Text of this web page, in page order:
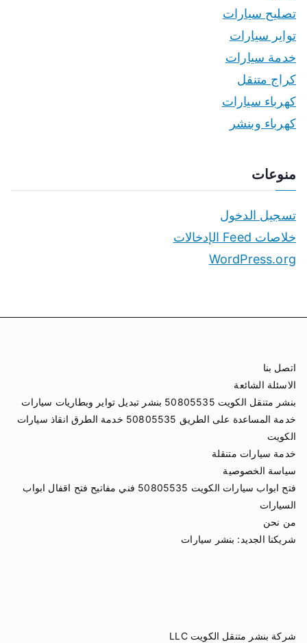
تصليح سيارات
تواير سيارات
خدمة سيارات
كراج متنقل
كهرباء سيارات
كهرباء وبنشر
منوعات
تسجيل الدخول
خلاصات Feed الإدخالات
WordPress.org
اتصل بنا
الاسئلة الشائعة
بنشر متنقل الكويت 50805535 بنشر تبديل تواير وبطاريات سيارات
خدمة المساعدة على الطريق 50805535 خدمة الطرق انقاذ سيارات
الكويت
خدمة سيارات متنقلة
سياسة الخصوصية
فتح ابواب سيارات الكويت 50805535 فني مفاتيح فتح اقفال ابواب
السيارات
من نحن
شريكنا الجديد: بنشر سيارات
شركة بنشر متنقل الكويت LLC